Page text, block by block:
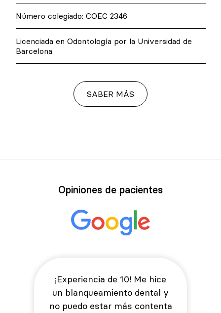
Número colegiado: COEC 2346
Licenciada en Odontología por la Universidad de
Barcelona.
SABER MÁS
Opiniones de pacientes
¡Experiencia de 10! Me hice
un blanqueamiento dental y
no puedo estar más contenta